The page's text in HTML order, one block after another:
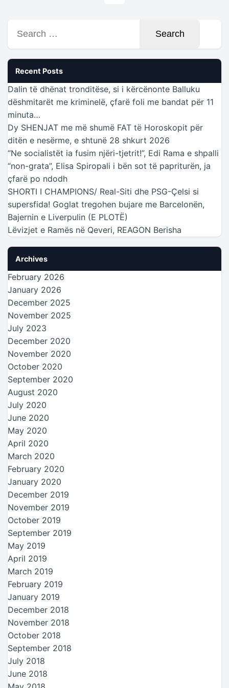
for:
Recent Posts
Dalin të dhënat tronditëse, si i kërcënonte Balluku
dëshmitarët me kriminelë, çfarë foli me bandat për 11
minuta…
Dy SHENJAT me më shumë FAT të Horoskopit për
ditën e nesërme, e shtunë 28 shkurt 2026
“Ne socialistët ia fusim njëri-tjetrit!”, Edi Rama e shpalli
“non-grata”, Elisa Spiropali i bën sot të papriturën, ja
çfarë po ndodh
SHORTI I CHAMPIONS/ Real-Siti dhe PSG-Çelsi si
supersfida! Goglat tregohen bujare me Barcelonën,
Bajernin e Liverpulin (E PLOTË)
Lëvizjet e Ramës në Qeveri, REAGON Berisha
Archives
February 2026
January 2026
December 2025
November 2025
July 2023
December 2020
November 2020
October 2020
September 2020
August 2020
July 2020
June 2020
May 2020
April 2020
March 2020
February 2020
January 2020
December 2019
November 2019
October 2019
September 2019
May 2019
April 2019
March 2019
February 2019
January 2019
December 2018
November 2018
October 2018
September 2018
July 2018
June 2018